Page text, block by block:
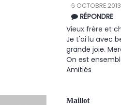
6 OCTOBRE
RÉPONDRE
Vieux frère et
Je t'ai lu avec
grande joie.
On est
Amitiés
Maillot